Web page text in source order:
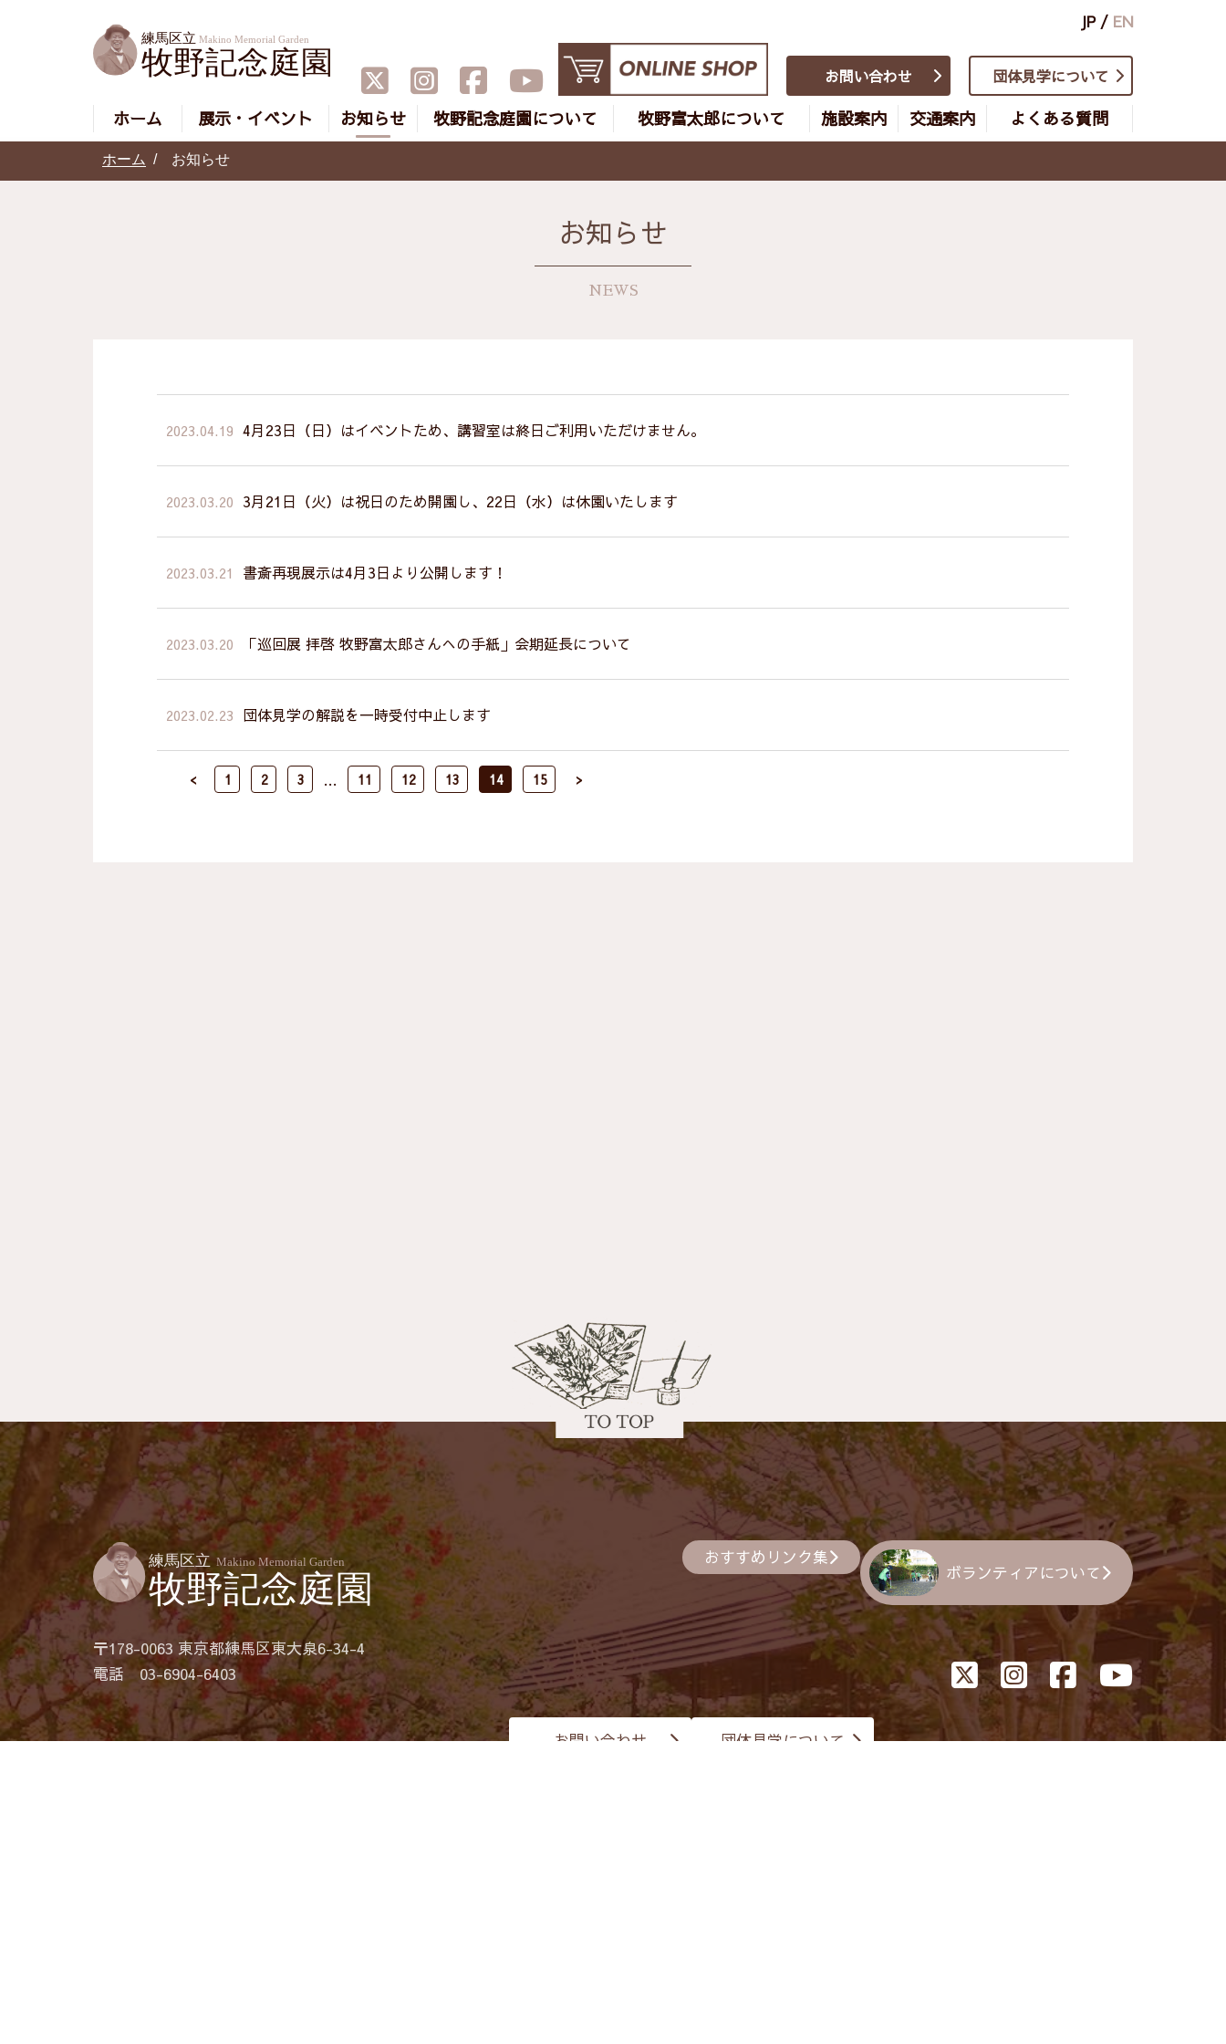
JP / EN
お問い合わせ 団体見学について
ホーム 展示・イベント お知らせ 牧野記念庭園について 牧野富太郎について 施設案内 交通案内 よくある質問
ホーム お知らせ
お知らせ
2023.04.19 4月23日（日）はイベントため、講習室は終日ご利用いただけません。
2023.03.20 3月21日（火）は祝日のため開園し、22日（水）は休園いたします
2023.03.21 書斎再現展示は4月3日より公開します！
2023.03.20 「巡回展 拝啓 牧野富太郎さんへの手紙」会期延長について
2023.02.23 団体見学の解説を一時受付中止します
< 1 2 3 … 11 12 13 14 15 >
〒178-0063 東京都練馬区東大泉6-34-4
電話 03-6904-6403
ボランティアについて
おすすめリンク集
お問い合わせ 団体見学について